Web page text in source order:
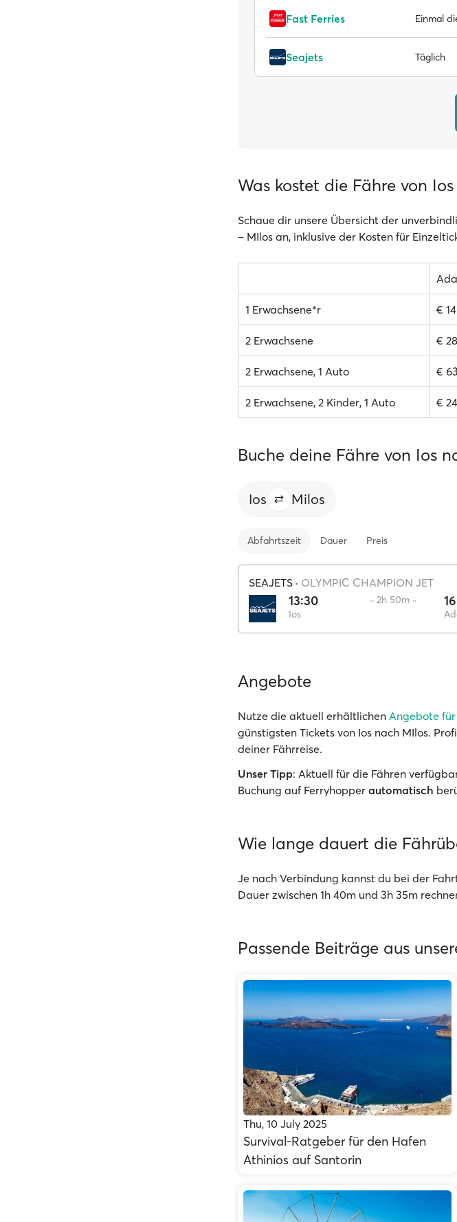
Fast Ferries Einmal
Seajets Täglich
Was kostet die Fähre von
Schaue dir unsere Übersicht der
– MIlos an, inklusive der Kosten für
1 Erwachsene*r €
2 Erwachsene €
2 Erwachsene, 1 Auto €
2 Erwachsene, 2 Kinder, 1 Auto €
Buche deine Fähre von Ios
Ios Milos
Abfahrtszeit Dauer Preis
SEAJETS · OLYMPIC CHAMPION JET
13:30
Ios
·· 2h 50m ··
Angebote
Nutze die aktuell erhältlichen Angebote
günstigsten Tickets von Ios nach MIlos.
deiner Fährreise.
Unser Tipp: Aktuell für die Fähren
Buchung auf Ferryhopper automatisch
Wie lange dauert die
Je nach Verbindung kannst du bei der
Dauer zwischen 1h 40m und 3h 35m
Passende Beiträge aus
Thu, 10 July 2025
Survival-Ratgeber für den Hafen
Athinios auf Santorin